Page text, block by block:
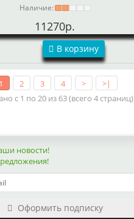
Наличие:
11270р.
В корзину
1 2 3 4 >
>|
с 1 по 20 из 63 (всего 4 страниц)
новости!
Оформить подписку